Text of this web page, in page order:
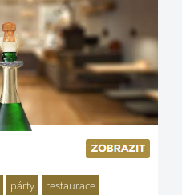
párty
restaurace